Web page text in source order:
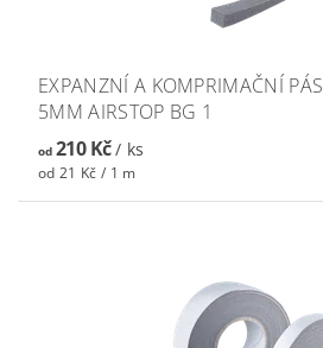
EXPANZNÍ A KOMPRIMAČNÍ
5MM AIRSTOP BG 1
od210 Kč/ ks
od 21 Kč / 1 m